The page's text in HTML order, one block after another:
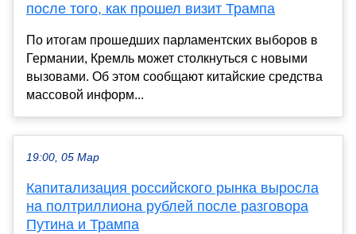
после того, как прошел визит Трампа
По итогам прошедших парламентских выборов в
Германии, Кремль может столкнуться с новыми
вызовами. Об этом сообщают китайские средства
массовой информ...
19:00, 05 Мар
Капитализация российского рынка выросла
на полтриллиона рублей после разговора
Путина и Трампа